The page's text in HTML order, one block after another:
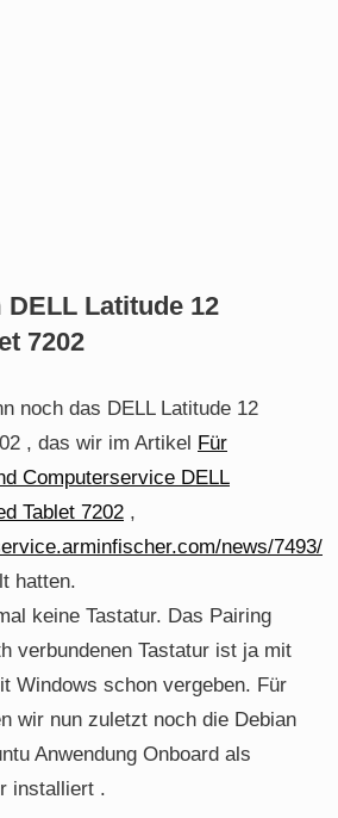
DELL Latitude 12
7202
noch das DELL Latitude 12
, das wir im Artikel Für
Computerservice DELL
Tablet 7202 ,
news/7493/
hatten.
keine Tastatur. Das Pairing
verbundenen Tastatur ist ja mit
Windows schon vergeben. Für
wir nun zuletzt noch die Debian
Anwendung Onboard als
installiert .